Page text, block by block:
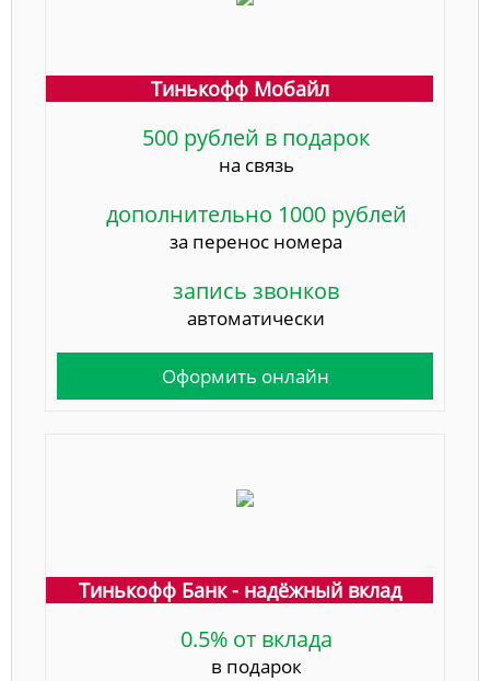
Тинькофф Мобайл
500 рублей в подарок
на связь
дополнительно 1000 рублей
за перенос номера
запись звонков
автоматически
Оформить онлайн
Тинькофф Банк - надёжный вклад
0.5% от вклада
в подарок